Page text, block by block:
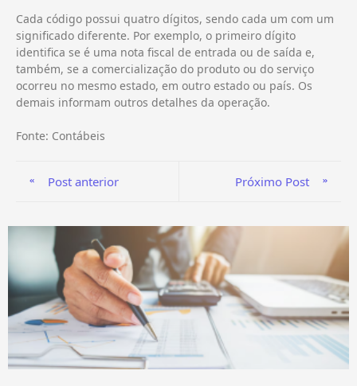
Cada código possui quatro dígitos, sendo cada um com um
significado diferente. Por exemplo, o primeiro dígito
identifica se é uma nota fiscal de entrada ou de saída e,
também, se a comercialização do produto ou do serviço
ocorreu no mesmo estado, em outro estado ou país. Os
demais informam outros detalhes da operação.
Fonte: Contábeis
Post anterior Próximo Post